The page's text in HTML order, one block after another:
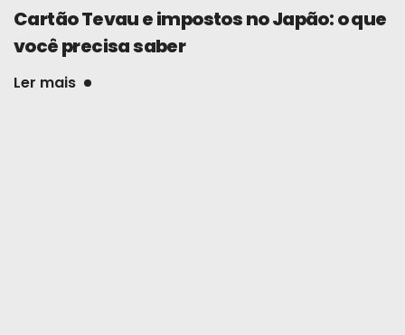
Cartão Tevau e impostos no Japão: o que
você precisa saber
Ler mais